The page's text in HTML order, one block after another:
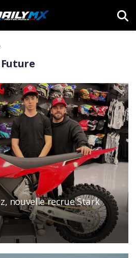
nouvelle recrue Stark